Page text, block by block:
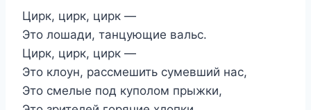
Цирк, цирк, цирк —
Это лошади, танцующие вальс.
Цирк, цирк, цирк —
Это клоун, рассмешить сумевший нас,
Это смелые под куполом прыжки,